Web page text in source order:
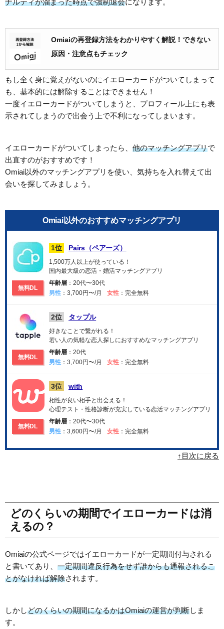
Omiaiの再登録方法をわかりやすく解説！できない
原因・注意点もチェック
もし全く身に覚えがないのにイエローカードがついてしまって
も、基本的には解除することはできません！
一度イエローカードがついてしまうと、プロフィール上にも表
示されてしまうので出会う上で不利になってしまいます。
イエローカードがついてしまったら、 他のマッチングアプリで
出直すのがおすすめです！
Omiai以外のマッチングアプリを使い、気持ちを入れ替えて出
会いを探してみましょう。
Omiai以外のおすすめマッチングアプリ
無料DL
1位 Pairs（ペアーズ）
1,500万人以上が使っている！
国内最大級の恋活・婚活マッチングアプリ
年齢層 ：20代〜30代
男性 ：3,700円〜/月 女性 ：完全無料
無料DL
2位 タップル
好きなことで繋がれる！
若い人の気軽な恋人探しにおすすめなマッチングアプリ
年齢層 ：20代
男性 ：3,700円〜/月 女性 ：完全無料
無料DL
3位 with
相性が良い相手と出会える！
心理テスト・性格診断が充実している恋活マッチングアプリ
年齢層 ：20代〜30代
男性 ：3,600円〜/月 女性 ：完全無料
↑目次に戻る
どのくらいの期間でイエローカードは消
えるの？
Omiaiの公式ページではイエローカードが一定期間付与される
と書いてあり、 一定期間違反行為をせず誰からも通報されるこ
とがなければ解除されます。
しかしどのくらいの期間になるかはOmiaiの運営が判断しま
す。